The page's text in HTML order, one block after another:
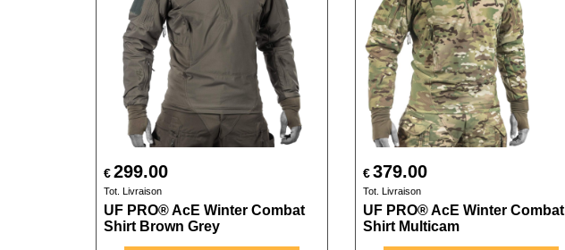
€299.00
Tot. Livraison
UF PRO® AcE Winter Combat
Shirt Brown Grey
€379.00
Tot. Livraison
UF PRO® AcE Winter Combat
Shirt Multicam